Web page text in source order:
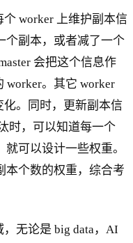
worker 上维护副本信
个副本，或者减了一个
会把这个信息作
worker。其它 worker
。同时，更新副本信
时，可以知道每一个
可以设计一些权重。
本个数的权重，综合考
无论是 big data，AI